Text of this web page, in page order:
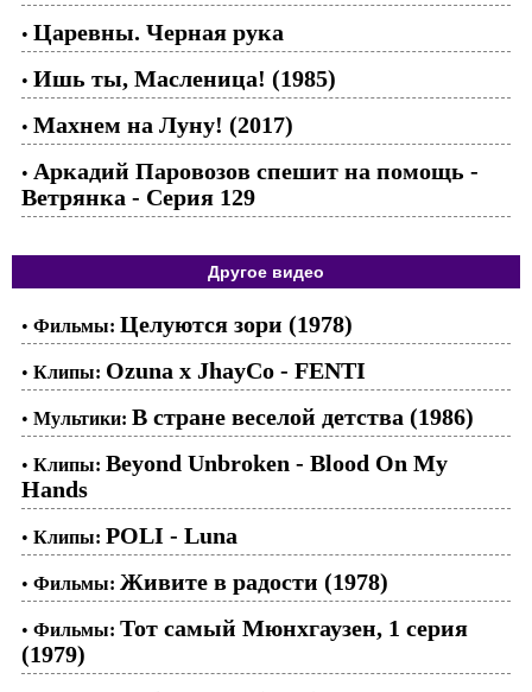
• Царевны. Черная рука
• Ишь ты, Масленица! (1985)
• Махнем на Луну! (2017)
• Аркадий Паровозов спешит на помощь -
Ветрянка - Серия 129
Другое видео
• Фильмы: Целуются зори (1978)
• Клипы: Ozuna x JhayCo - FENTI
• Мультики: В стране веселой детства (1986)
• Клипы: Beyond Unbroken - Blood On My
Hands
• Клипы: POLI - Luna
• Фильмы: Живите в радости (1978)
• Фильмы: Тот самый Мюнхгаузен, 1 серия
(1979)